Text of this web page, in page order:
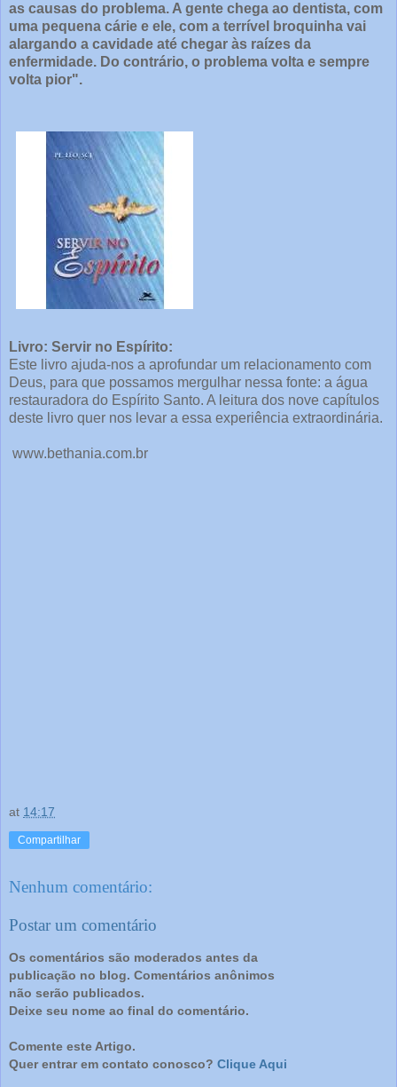
as causas do problema. A gente chega ao dentista, com
uma pequena cárie e ele, com a terrível broquinha vai
alargando a cavidade até chegar às raízes da
enfermidade. Do contrário, o problema volta e sempre
volta pior".
Livro: Servir no Espírito:
Este livro ajuda-nos a aprofundar um relacionamento com
Deus, para que possamos mergulhar nessa fonte: a água
restauradora do Espírito Santo. A leitura dos nove capítulos
deste livro quer nos levar a essa experiência extraordinária.
www.bethania.com.br
at 14:17
Compartilhar
Nenhum comentário:
Postar um comentário
Os comentários são moderados antes da
publicação no blog. Comentários anônimos
não serão publicados.
Deixe seu nome ao final do comentário.
Comente este Artigo.
Quer entrar em contato conosco? Clique Aqui